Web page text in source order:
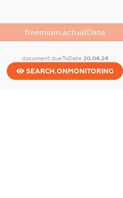
freemium.actualData
document.dueToDate 20.04.24
SEARCH.ONMONITORING